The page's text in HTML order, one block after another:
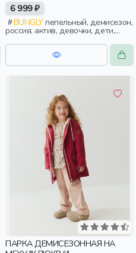
6 999 ₽
BUNGLYпепельный, демисезон,
россия, актив, девочки, дети,
малыши, дошкольники
ПАРКА ДЕМИСЕЗОННАЯ НА